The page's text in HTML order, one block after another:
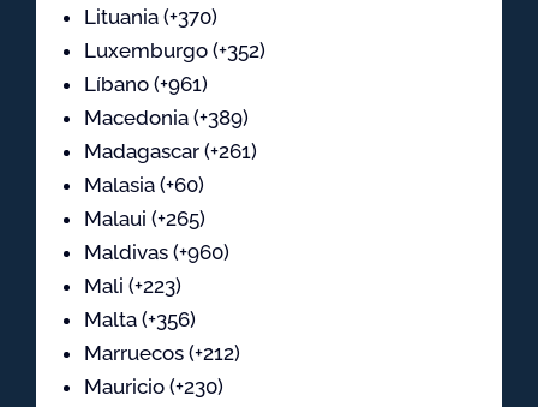
Lituania (+370)
Luxemburgo (+352)
Líbano (+961)
Macedonia (+389)
Madagascar (+261)
Malasia (+60)
Malaui (+265)
Maldivas (+960)
Mali (+223)
Malta (+356)
Marruecos (+212)
Mauricio (+230)